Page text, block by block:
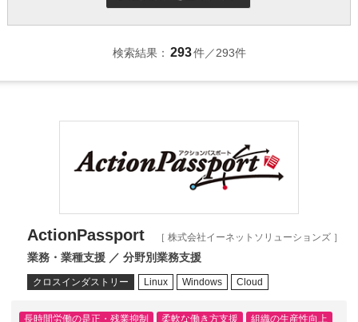
コスト最適化
管理業務負荷の軽減・RPA
事業創出と新規顧客の獲得
既存顧客のケア
カスタマー・エクスペリエンス
アナリティクスの活用
検索結果： 293件／293件
ActionPassport ［ 株式会社イーネットソリューションズ ］
業務・業種支援 ／ 分野別業務支援
クロスインダストリー Linux Windows Cloud
長時間労働の是正・残業抑制 柔軟な働き方支援
組織の生産性向上